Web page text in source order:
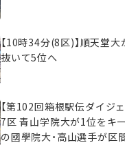
【10時34分(8区)】順天堂
抜いて5位へ
【第102回箱根駅伝ダイジ
7区 青山学院大が1位をキ
の國學院大・高山選手が区